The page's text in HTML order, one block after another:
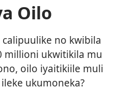
Oilo
no kwibila
millioni ukwitikila mu
oilo iyaitikiile muli
ukumoneka?